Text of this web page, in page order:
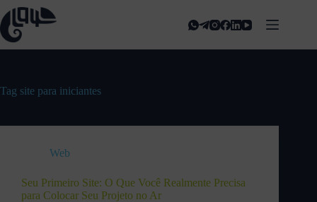
Tag site para iniciantes
Web
Seu Primeiro Site: O Que Você Realmente Precisa
para Colocar Seu Projeto no Ar